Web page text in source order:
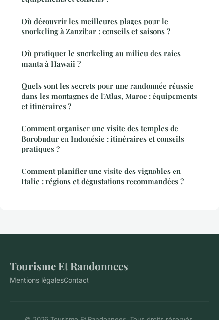
Où découvrir les meilleures plages pour le
snorkeling à Zanzibar : conseils et saisons ?
Où pratiquer le snorkeling au milieu des raies
manta à Hawaii ?
Quels sont les secrets pour une randonnée réussie
dans les montagnes de l'Atlas, Maroc : équipements
et itinéraires ?
Comment organiser une visite des temples de
Borobudur en Indonésie : itinéraires et conseils
pratiques ?
Comment planifier une visite des vignobles en
Italie : régions et dégustations recommandées ?
Tourisme Et Randonnees
Mentions légalesContact